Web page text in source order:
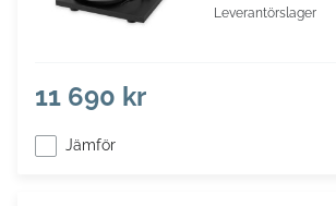
Leverantörslager
11 690 kr
Jämför